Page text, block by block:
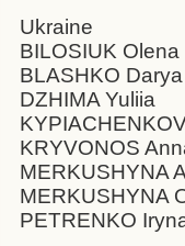
Ukraine
BILOSIUK Olena
BLASHKO Darya
DZHIMA Yuliia
KRYVONOS
MERKUSHYNA
MERKUSHYNA
PETRENKO